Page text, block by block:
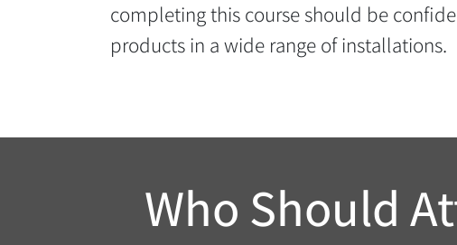
completing this course should be
products in a wide range of installations.
Who Should